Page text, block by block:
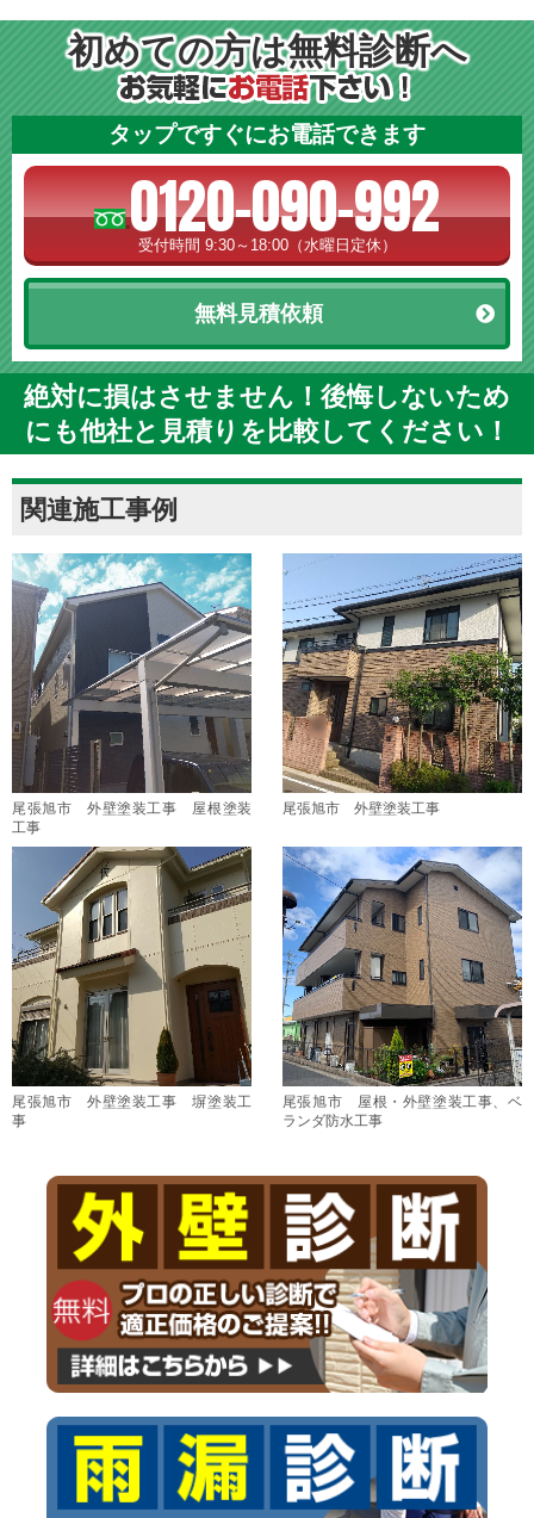
初めての方は無料診断へ
タップですぐにお電話できます
0120-090-992
受付時間 9:30～18:00（水曜日定休）
無料見積依頼
絶対に損はさせません！後悔しないため
にも他社と見積りを比較してください！
関連施工事例
尾張旭市 外壁塗装工事 屋根塗装
工事
尾張旭市 外壁塗装工事
尾張旭市 外壁塗装工事 塀塗装工
事
尾張旭市 屋根・外壁塗装工事、ベ
ランダ防水工事